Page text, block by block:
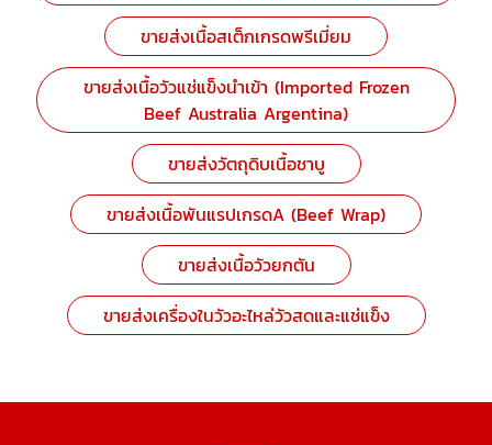
ขายส่งเนื้อสเต็กเกรดพรีเมี่ยม
ขายส่งเนื้อวัวแช่แข็งนำเข้า (Imported Frozen
Beef Australia Argentina)
ขายส่งวัตถุดิบเนื้อชาบู
ขายส่งเนื้อพันแรปเกรดA (Beef Wrap)
ขายส่งเนื้อวัวยกตัน
ขายส่งเครื่องในวัวอะไหล่วัวสดและแช่แข็ง